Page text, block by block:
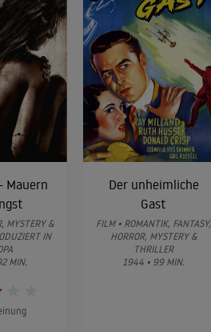
Mauern
MYSTERY &
IN
MIN.
Der unheimliche
Gast
FILM • ROMANTIK, FANTASY,
HORROR, MYSTERY &
THRILLER
1944 • 99 MIN.